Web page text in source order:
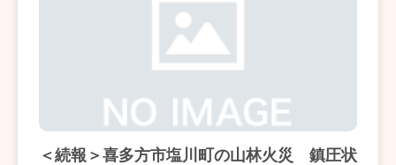
＜続報＞喜多方市塩川町の山林火災 鎮圧状